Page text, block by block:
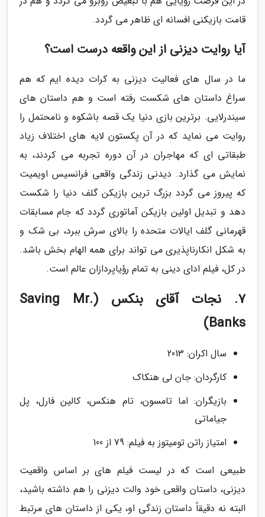
قامت بازیکنی افسانه ای ظاهر می گردد.
آیا روایت دیزنی از این واقعه درست است؟
ما در سال های فعالیت دیزنی به کرات دیده ایم که هم
سراغ داستان های شکست رفته است و هم داستان های
سیندرلایی. برترین بازی دنیا یک قصه باشکوه و نامحتمل را
روایت می نماید که در آن پکستون لایه های اختلاف زیاد
طبقاتی ای که مهاجران در آن دوره تجربه می کردند، به
نمایش می گذارد. دیدنی زندگی واقعی فرانسیس اویمیت
که پیروز می گردد بزرگ ترین بازیکن گلف دنیا را شکست
دهد و تبدیل اولین بازیکن آماتوری گردد که جام مسابقات
قهرمانی گلف ایالات متحده را بالای سرش ببرد، بی شک و
به شکل انکارناپذیری می تواند برای همه الهام بخش باشد.
در کل، فیلم ادای دینی به تمام رؤیاپردازان عالم است.
7. نجات آقای بنکس (Saving Mr.
Banks)
سال اکران: 2013
کارگردان: جان لی هنکاک
بازیگران: اما تامسون، تام هنکس، کالین فارل، پل
جیاماتی
امتیاز راتن تومیتوز به فیلم: 79 از 100
طبیعی است که در لیست فیلم های بر اساس واقعیت
دیزنی، داستان واقعی خود والت دیزنی را هم داشته باشید،
البته نه دقیقاً داستان زندگی او، یکی از داستان های مرتبط